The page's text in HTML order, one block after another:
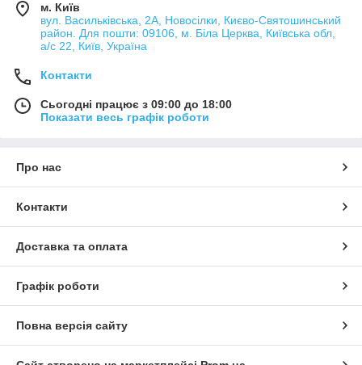
м. Київ
вул. Васильківська, 2А, Новосілки, Києво-Святошинський
район. Для пошти: 09106, м. Біла Церква, Київська обл,
а/с 22, Київ, Україна
Контакти
Сьогодні працює з 09:00 до 18:00
Показати весь графік роботи
Про нас
Контакти
Доставка та оплата
Графік роботи
Повна версія сайту